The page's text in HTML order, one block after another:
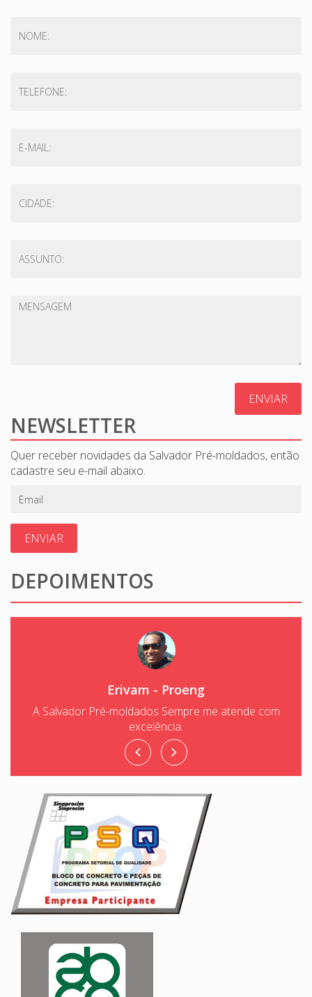
ENVIAR
NEWSLETTER
Quer receber novidades da Salvador Pré-moldados, então
cadastre seu e-mail abaixo.
ENVIAR
DEPOIMENTOS
Erivam - Proeng
A Salvador Pré-moldados Sempre me atende com
excelência.